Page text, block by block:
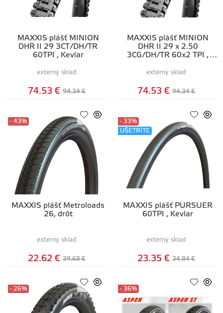
MAXXIS plášť MINION
DHR II 29 3CT/DH/TR
60TPI , Kevlar
externý sklad
74.53 € 94.34 €
MAXXIS plášť MINION
DHR II 29 x 2.50
3CG/DH/TR 60x2 TPI ,
externý sklad
74.53 € 94.34 €
MAXXIS plášť Metroloads
26, drôt
- 43%
externý sklad
22.62 € 39.68 €
MAXXIS plášť PURSUER
60TPI , Kevlar
- 33%
UŠETRÍTE
externý sklad
23.35 € 34.84 €
- 26% - 36%